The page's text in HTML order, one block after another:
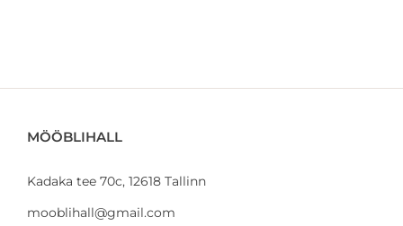
MÖÖBLIHALL
Kadaka tee 70c, 12618 Tallinn
mooblihall@gmail.com